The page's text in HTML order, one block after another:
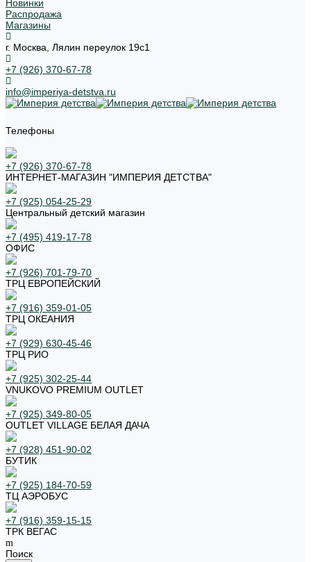
Новинки
Распродажа
Магазины
г. Москва, Лялин переулок 19с1
+7 (926) 370-67-78
info@imperiya-detstva.ru
Телефоны
+7 (926) 370-67-78
ИНТЕРНЕТ-МАГАЗИН "ИМПЕРИЯ ДЕТСТВА"
+7 (925) 054-25-29
Центральный детский магазин
+7 (495) 419-17-78
ОФИС
+7 (926) 701-79-70
ТРЦ ЕВРОПЕЙСКИЙ
+7 (916) 359-01-05
ТРЦ ОКЕАНИЯ
+7 (929) 630-45-46
ТРЦ РИО
+7 (925) 302-25-44
VNUKOVO PREMIUM OUTLET
+7 (925) 349-80-05
OUTLET VILLAGE БЕЛАЯ ДАЧА
+7 (928) 451-90-02
БУТИК
+7 (925) 184-70-59
ТЦ АЭРОБУС
+7 (916) 359-15-15
ТРК ВЕГАС
Поиск